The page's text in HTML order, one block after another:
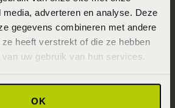
adverteren en analyse. Deze
gegevens combineren met andere
heeft verstrekt of die ze hebben
uw gebruik van hun services.
OK
Score™